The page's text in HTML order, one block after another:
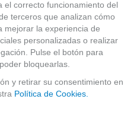
0 comentarios
aire. Hoy comenzamos una
esquina y para los enamorados
el correcto funcionamiento del
terceros que analizan cómo
mejorar la experiencia de
personalizadas o realizar
Pulse el botón para
bloquearlas.
y retirar su consentimiento en
Política de Cookies.